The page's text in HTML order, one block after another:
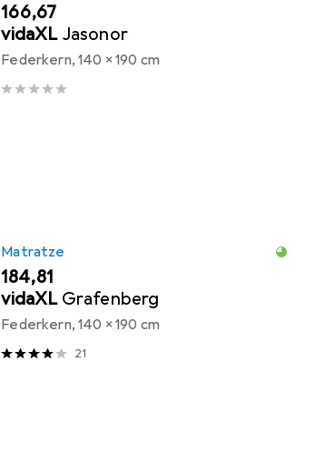
EUR
166,67
vidaXL Jasonor
Federkern, 140 x 190 cm
Matratze
EUR
184,81
vidaXL Grafenberg
Federkern, 140 x 190 cm
21